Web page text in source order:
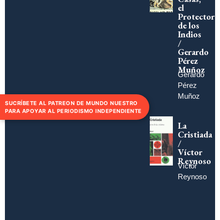
el
Protector
de los
Indios
/
Gerardo
Pérez
Muñoz
Gerardo
Pérez
Muñoz
La
Cristiada
/
Víctor
Reynoso
Víctor
Reynoso
SUCRÍBETE AL PATREON DE MUNDO NUESTRO
PARA APOYAR AL PERIODISMO INDEPENDIENTE